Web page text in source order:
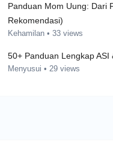
Panduan Mom Uung: Dari
Rekomendasi)
Kehamilan • 33 views
50+ Panduan Lengkap
Menyusui • 29 views